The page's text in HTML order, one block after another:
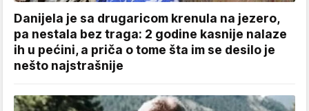
Danijela je sa drugaricom krenula na jezero,
pa nestala bez traga: 2 godine kasnije nalaze
ih u pećini, a priča o tome šta im se desilo je
nešto najstrašnije